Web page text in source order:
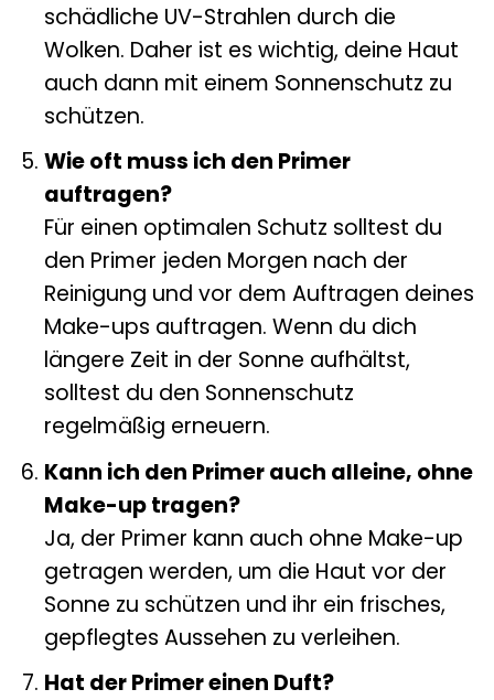
schädliche UV-Strahlen durch die
Wolken. Daher ist es wichtig, deine Haut
auch dann mit einem Sonnenschutz zu
schützen.
Wie oft muss ich den Primer
auftragen?
Für einen optimalen Schutz solltest du
den Primer jeden Morgen nach der
Reinigung und vor dem Auftragen deines
Make-ups auftragen. Wenn du dich
längere Zeit in der Sonne aufhältst,
solltest du den Sonnenschutz
regelmäßig erneuern.
Kann ich den Primer auch alleine, ohne
Make-up tragen?
Ja, der Primer kann auch ohne Make-up
getragen werden, um die Haut vor der
Sonne zu schützen und ihr ein frisches,
gepflegtes Aussehen zu verleihen.
Hat der Primer einen Duft?